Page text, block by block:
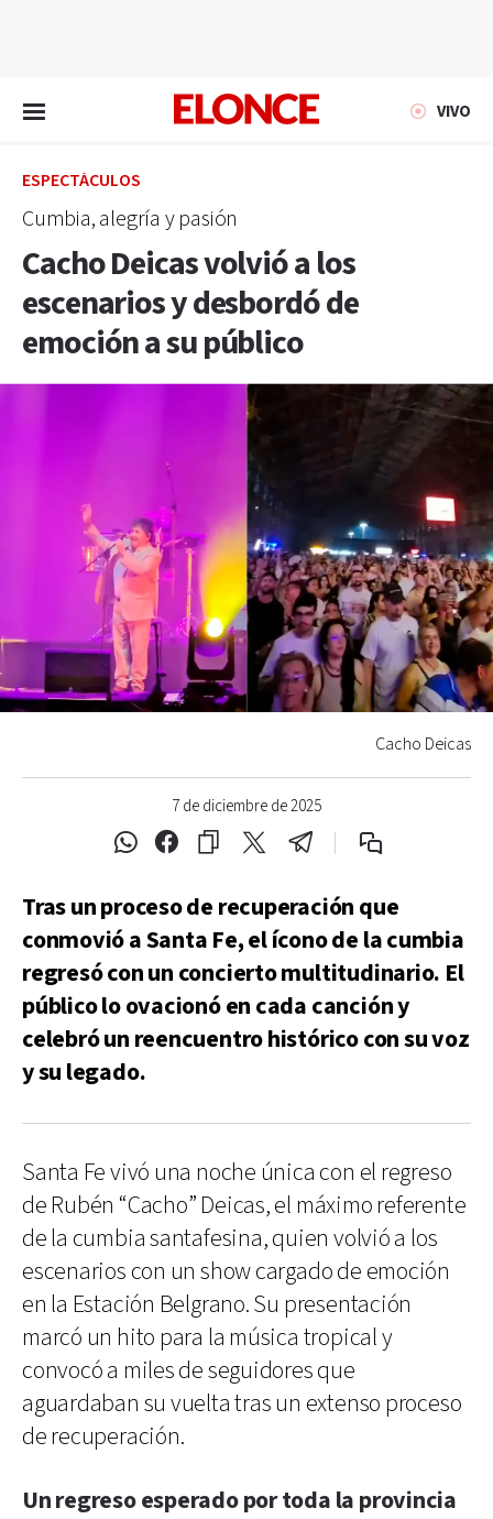
VIVO
ESPECTÁCULOS
Cumbia, alegría y pasión
Cacho Deicas volvió a los
escenarios y desbordó de
emoción a su público
7 de diciembre de 2025
Cacho Deicas
Tras un proceso de recuperación que
conmovió a Santa Fe, el ícono de la cumbia
regresó con un concierto multitudinario. El
público lo ovacionó en cada canción y
celebró un reencuentro histórico con su voz
y su legado.
Santa Fe vivó una noche única con el regreso
de Rubén “Cacho” Deicas, el máximo referente
de la cumbia santafesina, quien volvió a los
escenarios con un show cargado de emoción
en la Estación Belgrano. Su presentación
marcó un hito para la música tropical y
convocó a miles de seguidores que
aguardaban su vuelta tras un extenso proceso
de recuperación.
Un regreso esperado por toda la provincia